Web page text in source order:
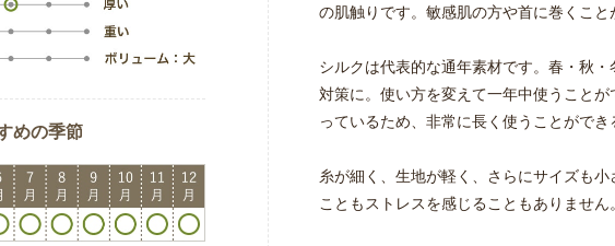
めの季節
の肌触りです。敏感肌の方や首に巻くこ
シルクは代表的な通年素材です。春・秋
対策に。使い方を変えて一年中使うこと
っているため、非常に長く使うことができ
糸が細く、生地が軽く、さらにサイズも
こともストレスを感じることもありません。